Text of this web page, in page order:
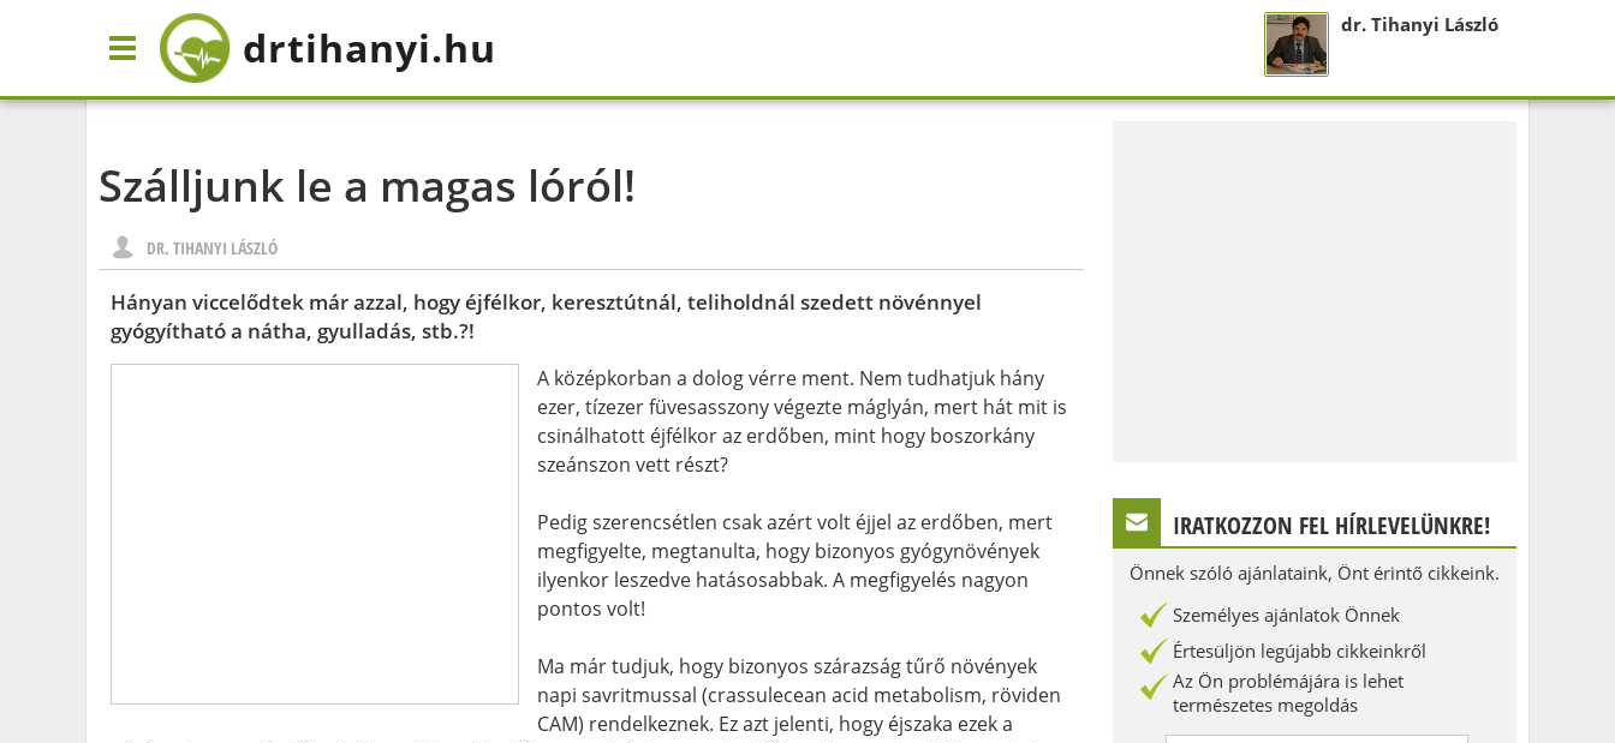
drtihanyi.hu dr. Tihanyi László
Szálljunk le a magas lóról!
DR. TIHANYI LÁSZLÓ
Hányan viccelődtek már azzal, hogy éjfélkor, keresztútnál, teliholdnál szedett növénnyel
gyógyítható a nátha, gyulladás, stb.?!
A középkorban a dolog vérre ment. Nem tudhatjuk hány
ezer, tízezer füvesasszony végezte máglyán, mert hát mit is
csinálhatott éjfélkor az erdőben, mint hogy boszorkány
szeánszon vett részt?
Pedig szerencsétlen csak azért volt éjjel az erdőben, mert
megfigyelte, megtanulta, hogy bizonyos gyógynövények
ilyenkor leszedve hatásosabbak. A megfigyelés nagyon
pontos volt!
Ma már tudjuk, hogy bizonyos szárazság tűrő növények
napi savritmussal (crassulecean acid metabolism, röviden
CAM) rendelkeznek. Ez azt jelenti, hogy éjszaka ezek a
IRATKOZZON FEL HÍRLEVELÜNKRE!
Önnek szóló ajánlataink, Önt érintő cikkeink.
Személyes ajánlatok Önnek
Értesüljön legújabb cikkeinkről
Az Ön problémájára is lehet
természetes megoldás